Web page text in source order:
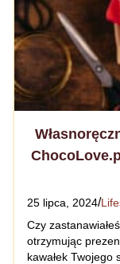
25 lipca, 2024/
Czy
otrzymując
kawałek Twojego